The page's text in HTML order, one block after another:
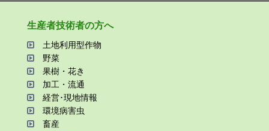
⽣産者技術者の⽅へ
⼟地利⽤型作物
野菜
果樹・花き
加⼯・流通
経営･現地情報
環境病害⾍
畜産